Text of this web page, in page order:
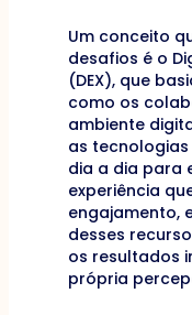
Um conceito
desafios é o
(DEX), que
como os
ambiente
as
dia a dia para
experiência
engajamento,
desses
os resultados
própria